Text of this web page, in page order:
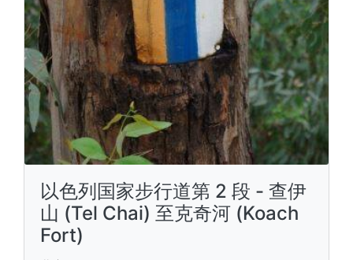
以色列国家步行道第 2 段 - 查伊
山 (Tel Chai) 至克奇河 (Koach
Fort)